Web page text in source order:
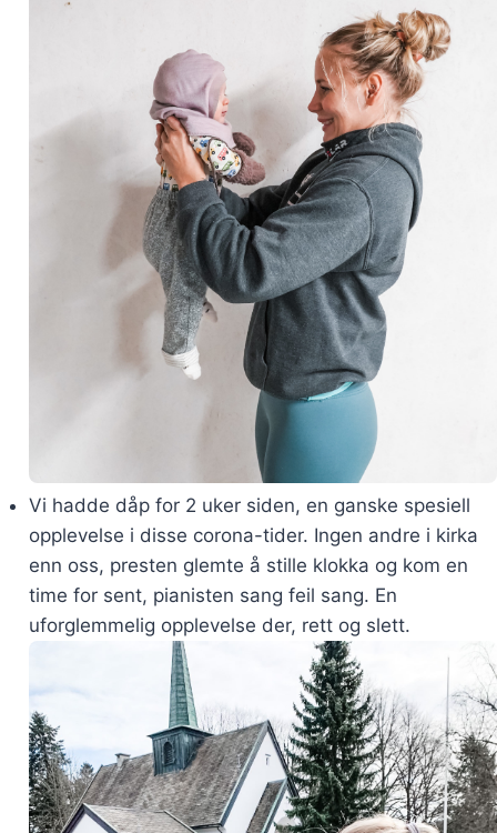
Vi hadde dåp for 2 uker siden, en ganske spesiell
opplevelse i disse corona-tider. Ingen andre i kirka
enn oss, presten glemte å stille klokka og kom en
time for sent, pianisten sang feil sang. En
uforglemmelig opplevelse der, rett og slett.